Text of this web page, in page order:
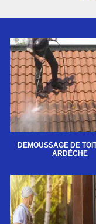
DEMOUSSAGE DE
ARDÈCHE